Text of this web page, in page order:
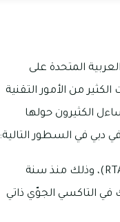
المتحدة على
من الأمور التقنية
الكثيرون حولها
دبي في السطور التالية:
تم الإعلان عن مجموعة من التطورات التقنية من قبل هيئة الطرق والمواصلات في دبي (RTA)، وذلك منذ سنة
في التاكسي الجوّي ذاتي